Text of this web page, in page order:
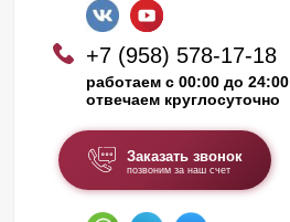
+7 (958) 578-17-18
работаем с 00:00 до 24:00
отвечаем круглосуточно
Заказать звонок
позвоним за наш счет